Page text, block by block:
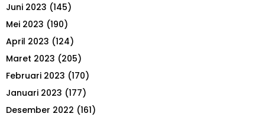
Juni 2023 (145)
Mei 2023 (190)
April 2023 (124)
Maret 2023 (205)
Februari 2023 (170)
Januari 2023 (177)
Desember 2022 (161)